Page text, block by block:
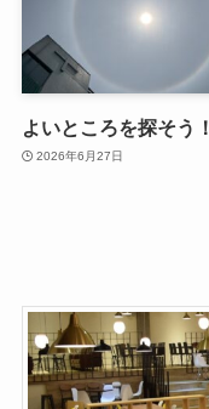
よいところを探そう！
2026年6月27日